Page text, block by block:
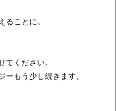
ことに。
ください。
もう少し続きます。